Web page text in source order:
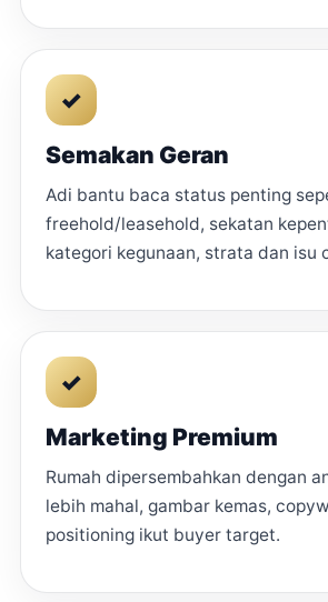
✓
Semakan Geran
Adi bantu baca status penting
freehold/leasehold, sekatan
kategori kegunaan, strata dan isu
✓
Marketing Premium
Rumah dipersembahkan dengan
lebih mahal, gambar kemas,
positioning ikut buyer target.